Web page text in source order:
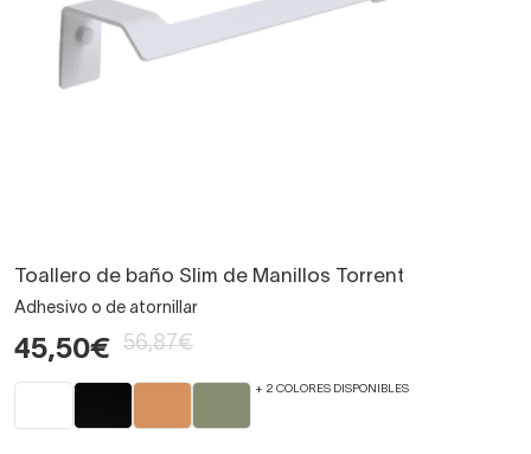
Toallero de baño Slim de Manillos Torrent
Adhesivo o de atornillar
45,50€ 56,87€
+ 2 COLORES DISPONIBLES